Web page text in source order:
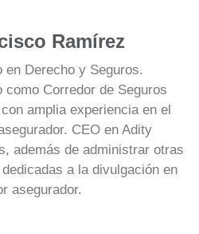
Ramírez
en Derecho y Seguros.
como Corredor de Seguros
amplia experiencia en el
CEO en Adity
además de administrar otras
a la divulgación en
asegurador.